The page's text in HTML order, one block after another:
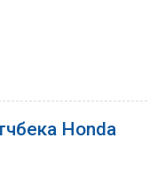
Honda